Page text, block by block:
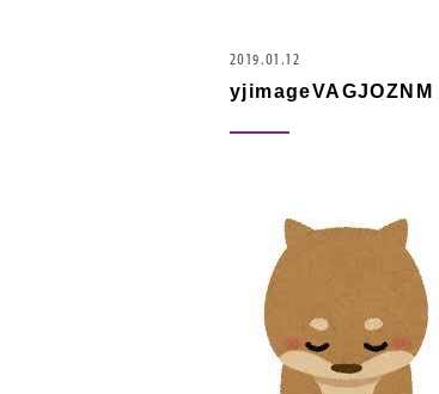
2019.01.12
yjimageVAGJOZNM